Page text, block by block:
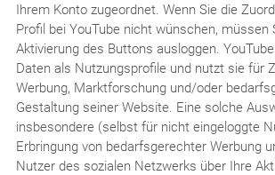
Ihrem Konto zugeordnet. Wenn Sie die
Profil bei YouTube nicht wünschen, müssen
Aktivierung des Buttons ausloggen.
Daten als Nutzungsprofile und nutzt sie für
Werbung, Marktforschung und/oder
Gestaltung seiner Website. Eine solche
insbesondere (selbst für nicht eingeloggte
Erbringung von bedarfsgerechter Werbung
Nutzer des sozialen Netzwerks über Ihre